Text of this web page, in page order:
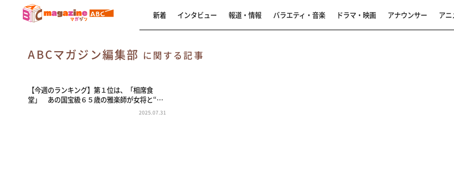
新着 インタビュー 報道・情報 バラエティ・音楽 ドラマ・映画 アナウンサー アニ
ABCマガジン編集部 に関する記事
【今週のランキング】第１位は、「相席食
堂」 あの国宝級６５歳の雅楽師が女将と“…
2025.07.31